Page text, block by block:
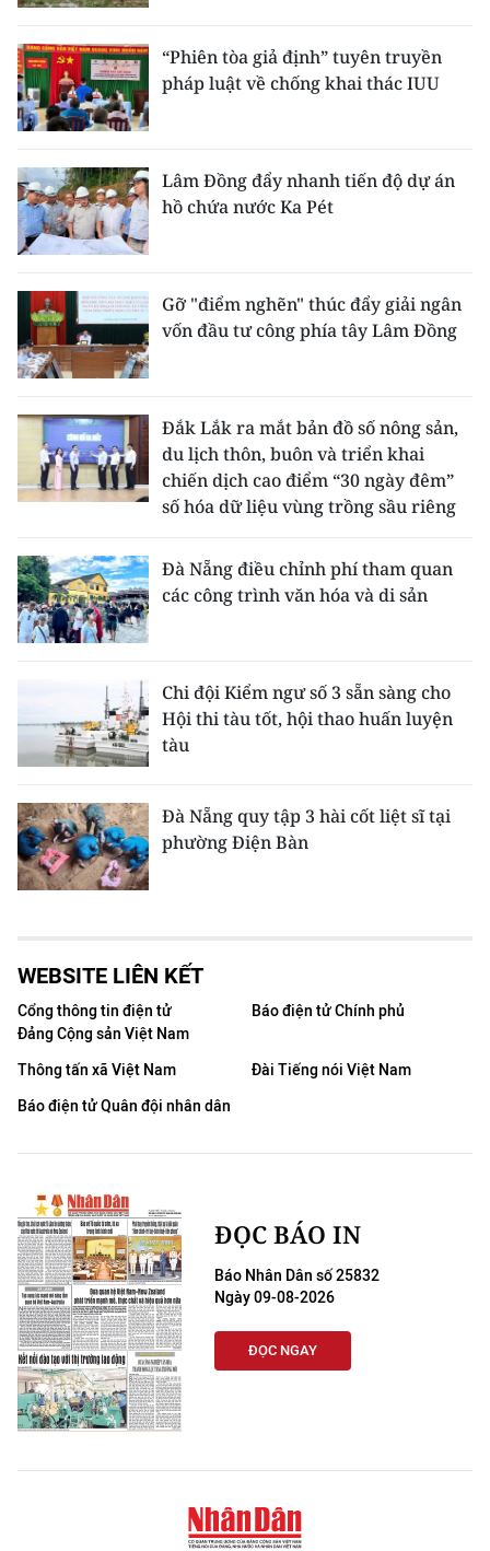
“Phiên tòa giả định” tuyên truyền
pháp luật về chống khai thác IUU
Lâm Đồng đẩy nhanh tiến độ dự án
hồ chứa nước Ka Pét
Gỡ "điểm nghẽn" thúc đẩy giải ngân
vốn đầu tư công phía tây Lâm Đồng
Đắk Lắk ra mắt bản đồ số nông sản,
du lịch thôn, buôn và triển khai
chiến dịch cao điểm “30 ngày đêm”
số hóa dữ liệu vùng trồng sầu riêng
Đà Nẵng điều chỉnh phí tham quan
các công trình văn hóa và di sản
Chi đội Kiểm ngư số 3 sẵn sàng cho
Hội thi tàu tốt, hội thao huấn luyện
tàu
Đà Nẵng quy tập 3 hài cốt liệt sĩ tại
phường Điện Bàn
WEBSITE LIÊN KẾT
Cổng thông tin điện tử
Đảng Cộng sản Việt Nam
Báo điện tử Chính phủ
Thông tấn xã Việt Nam
Đài Tiếng nói Việt Nam
Báo điện tử Quân đội nhân dân
ĐỌC BÁO IN
Báo Nhân Dân số 25832
Ngày 09-08-2026
ĐỌC NGAY